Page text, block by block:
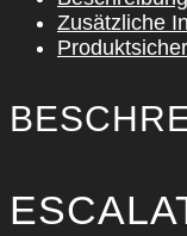
Zusätzliche